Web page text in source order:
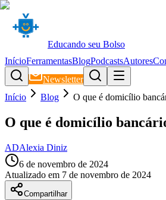
Educando seu Bolso
InícioFerramentasBlogPodcastsAutores
Newsletter
Início
Blog O que é domicílio
O que é domicílio
ADAlexia Diniz
6 de novembro de 2024
Atualizado em 7 de novembro de 2024
Compartilhar